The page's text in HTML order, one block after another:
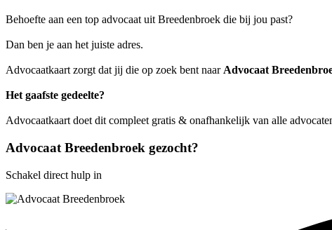
Behoefte aan een top advocaat uit Breedenbroek die bij jou past?
Dan ben je aan het juiste adres.
Advocaatkaart zorgt dat jij die op zoek bent naar Advocaat
Het gaafste gedeelte?
Advocaatkaart doet dit compleet gratis & onafhankelijk van alle
Advocaat Breedenbroek gezocht?
Schakel direct hulp in